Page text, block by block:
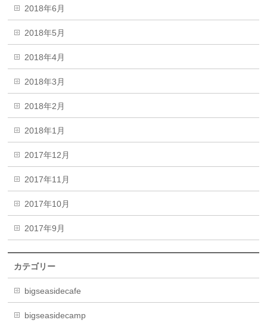
2018年6月
2018年5月
2018年4月
2018年3月
2018年2月
2018年1月
2017年12月
2017年11月
2017年10月
2017年9月
カテゴリー
bigseasidecafe
bigseasidecamp